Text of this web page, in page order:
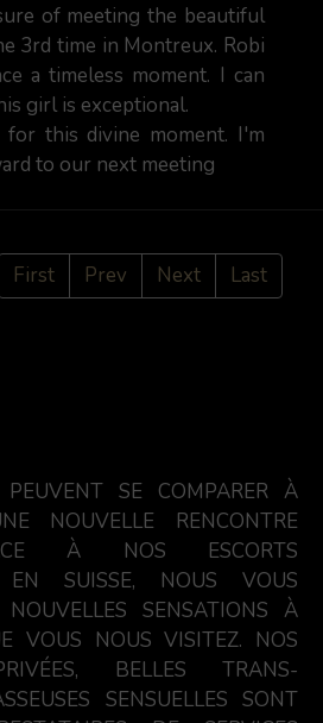
of meeting the beautiful
3rd time in Montreux. Robi
a timeless moment. I can
girl is exceptional.
this divine moment. I'm
to our next meeting
First Prev Next Last
SE COMPARER À
NOUVELLE RENCONTRE
À NOS ESCORTS
EN SUISSE, NOUS VOUS
SENSATIONS À
VOUS NOUS VISITEZ. NOS
BELLES TRANS-
SENSUELLES SONT